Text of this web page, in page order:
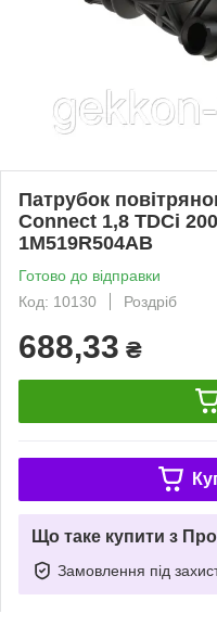
Патрубок
Connect 1,8 TDCi
1M519R504AB
Готово до відправки
Код: 10130
Роздріб
688,33 ₴
Що таке купити з
Замовлення під